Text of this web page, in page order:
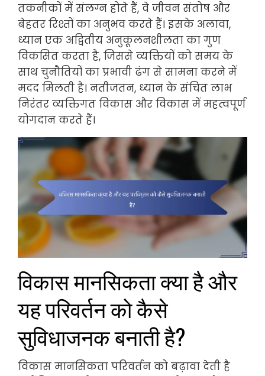
तकनीकों में संलग्न होते हैं, वे जीवन संतोष और
बेहतर रिश्तों का अनुभव करते हैं। इसके अलावा,
ध्यान एक अद्वितीय अनुकूलनशीलता का गुण
विकसित करता है, जिससे व्यक्तियों को समय के
साथ चुनौतियों का प्रभावी ढंग से सामना करने में
मदद मिलती है। नतीजतन, ध्यान के संचित लाभ
निरंतर व्यक्तिगत विकास और विकास में महत्वपूर्ण
योगदान करते हैं।
विकास मानसिकता क्या है और
यह परिवर्तन को कैसे
सुविधाजनक बनाती है?
विकास मानसिकता परिवर्तन को बढ़ावा देती है